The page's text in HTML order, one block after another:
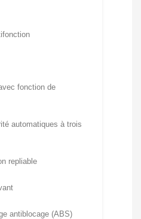
fonction de
automatiques à trois
repliable
antiblocage (ABS)